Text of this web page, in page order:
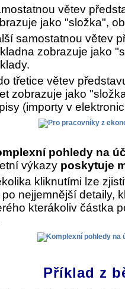
větev
jako "složka",
samostatnou větev
zobrazuje jako
třetice větev
zobrazuje jako
(importy v
pohledy na
výkazy poskytuje
kliknutími lze
po nejjemnější detaily,
kterákoliv částka
Příklad z